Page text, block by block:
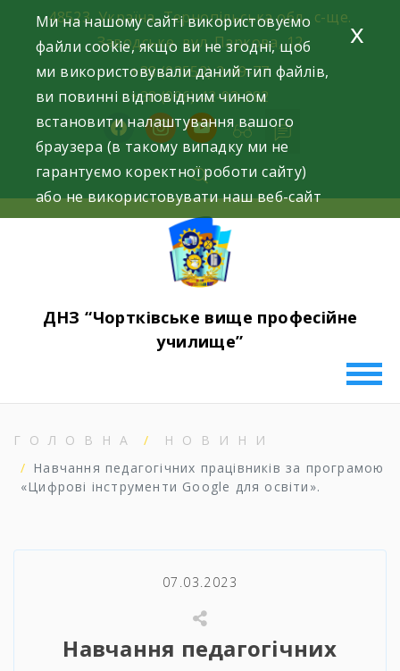
content
48523, Україна, Тернопільська обл., с-ще.
Заводське, вул. Паркова, 12
+38 (03552) 2-49-77
+38 (096) 42-93-282
facebookinstagramyoutube
ДНЗ “Чортківське вище професійне
училище”
ГОЛОВНА
НОВИНИ
Навчання педагогічних працівників за програмою
«Цифрові інструменти Google для освіти».
07.03.2023
Навчання педагогічних
Ми на нашому сайті використовуємо
файли cookie, якщо ви не згодні, щоб
ми використовували даний тип файлів,
ви повинні відповідним чином
встановити налаштування вашого
браузера (в такому випадку ми не
гарантуємо коректної роботи сайту)
або не використовувати наш веб-сайт
x